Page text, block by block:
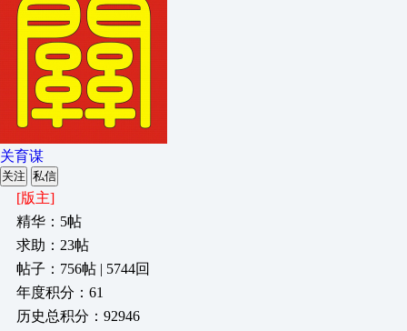
关育谋
关注 私信
[版主]
精华：5帖
求助：23帖
帖子：756帖 | 5744回
年度积分：61
历史总积分：92946